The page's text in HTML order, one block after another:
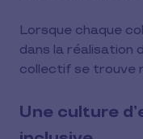
Lorsque chaque
dans la réalisation
collectif se trouve
Une culture